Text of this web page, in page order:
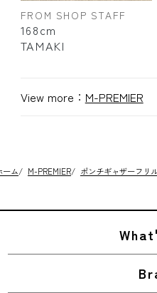
FROM SHOP STAFF
168cm
TAMAKI
View more： M-PREMIER
ーム/ M-PREMIER/ ポンチギャザーフリ